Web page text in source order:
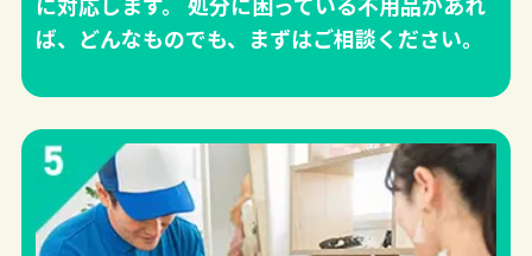
ば、どんなものでも、まずはご相談ください。